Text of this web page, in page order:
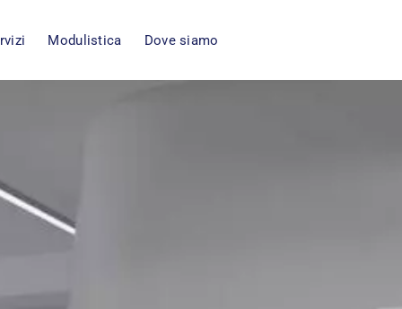
Modulistica Dove siamo